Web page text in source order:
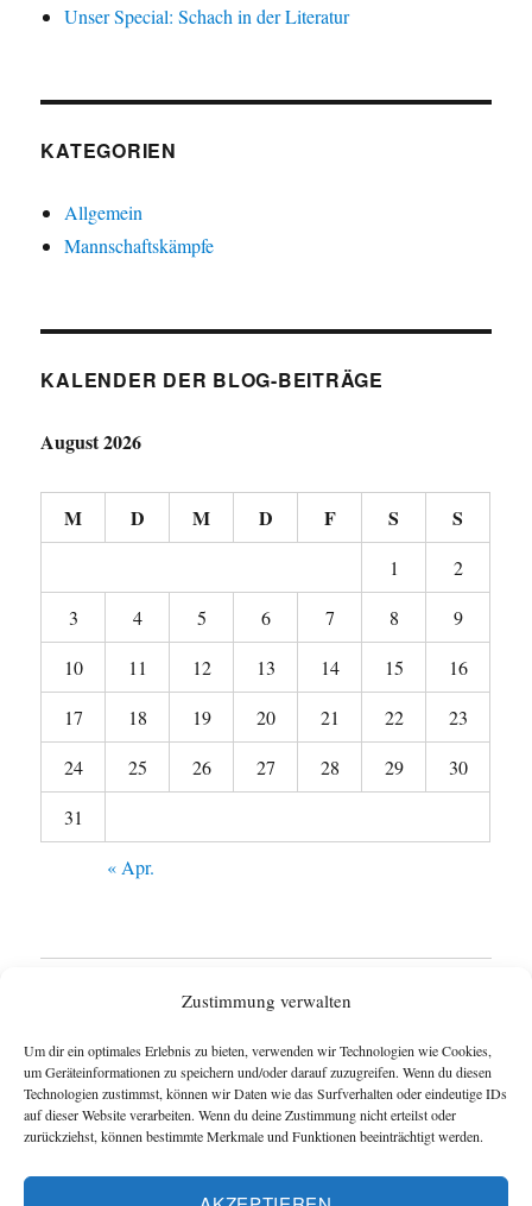
Zustimmung verwalten
Um dir ein optimales Erlebnis zu bieten, verwenden wir Technologien wie Cookies,
um Geräteinformationen zu speichern und/oder darauf zuzugreifen. Wenn du diesen
Technologien zustimmst, können wir Daten wie das Surfverhalten oder eindeutige IDs
auf dieser Website verarbeiten. Wenn du deine Zustimmung nicht erteilst oder
zurückziehst, können bestimmte Merkmale und Funktionen beeinträchtigt werden.
Unser Special: Schach in der Literatur
KATEGORIEN
Allgemein
Mannschaftskämpfe
KALENDER DER BLOG-BEITRÄGE
August 2026
M D M D F S S
1
2
3
4 5 6 7 8
9
10
11 12 13 14 15
16
17
18 19 20 21 22
23
24
25 26 27 28 29
30
31
« Apr.
Wie funktioniert das Blog ?
anzeigen
Impressum